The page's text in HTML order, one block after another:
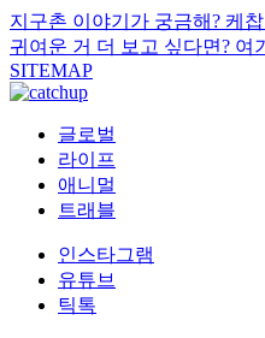
지구촌 이야기가 궁금해? 케
귀여운 거 더 보고 싶다면? 여
SITEMAP
글로벌
라이프
애니멀
트래블
인스타그램
유튜브
틱톡